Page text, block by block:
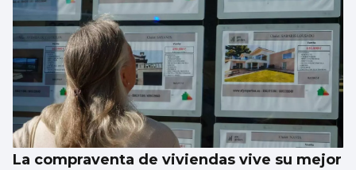
La compraventa de viviendas vive su mejor